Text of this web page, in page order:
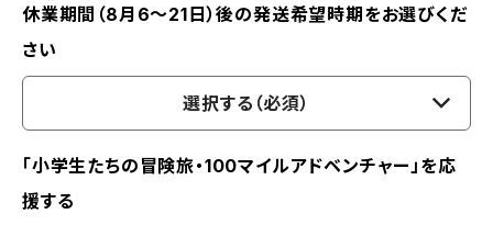
休業期間（8月6〜21日）後の発送希望時期をお選びくだ
さい
選択する（必須）
「小学生たちの冒険旅・100マイルアドベンチャー」を応
援する